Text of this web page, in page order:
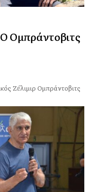
Ομπράντοβιτς
Ζέλιμιρ Ομπράντοβιτς